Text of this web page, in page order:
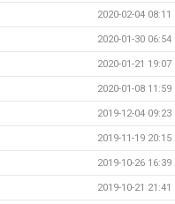
2020-02-04 08:11
2020-01-30 06:54
2020-01-21 19:07
2020-01-08 11:59
2019-12-04 09:23
2019-11-19 20:15
2019-10-26 16:39
2019-10-21 21:41